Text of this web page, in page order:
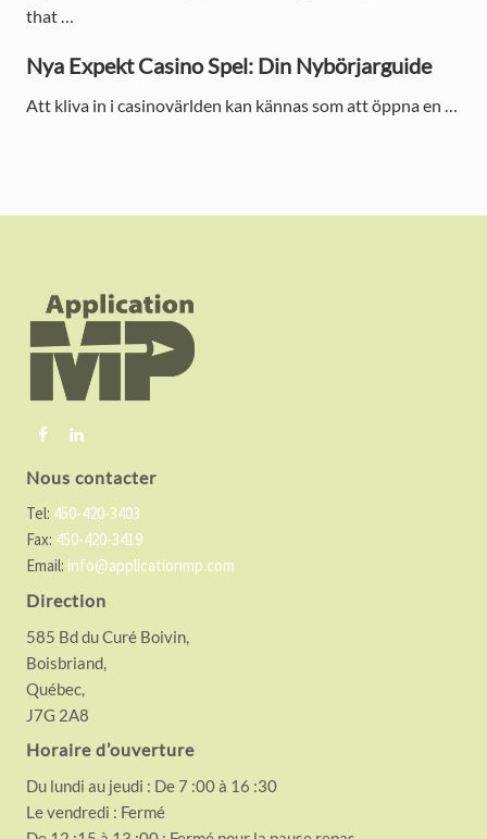
that …
Nya Expekt Casino Spel: Din Nybörjarguide
Att kliva in i casinovärlden kan kännas som att öppna en …
Nous contacter
Tel: 450-420-3403
Fax: 450-420-3419
Email: info@applicationmp.com
Direction
585 Bd du Curé Boivin,
Boisbriand,
Québec,
J7G 2A8
Horaire d’ouverture
Du lundi au jeudi : De 7 :00 à 16 :30
Le vendredi : Fermé